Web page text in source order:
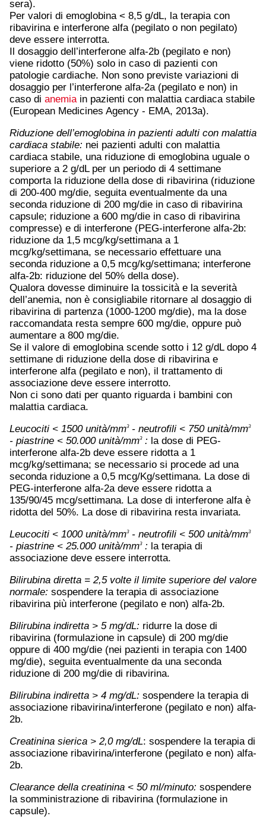
sera).
Per valori di emoglobina < 8,5 g/dL, la terapia con
ribavirina e interferone alfa (pegilato o non pegilato)
deve essere interrotta.
Il dosaggio dell’interferone alfa-2b (pegilato e non)
viene ridotto (50%) solo in caso di pazienti con
patologie cardiache. Non sono previste variazioni di
dosaggio per l’interferone alfa-2a (pegilato e non) in
caso di anemiain pazienti con malattia cardiaca stabile
(European Medicines Agency - EMA, 2013a).
Riduzione dell’emoglobina in pazienti adulti con malattia
cardiaca stabile: nei pazienti adulti con malattia
cardiaca stabile, una riduzione di emoglobina uguale o
superiore a 2 g/dL per un periodo di 4 settimane
comporta la riduzione della dose di ribavirina (riduzione
di 200-400 mg/die, seguita eventualmente da una
seconda riduzione di 200 mg/die in caso di ribavirina
capsule; riduzione a 600 mg/die in caso di ribavirina
compresse) e di interferone (PEG-interferone alfa-2b:
riduzione da 1,5 mcg/kg/settimana a 1
mcg/kg/settimana, se necessario effettuare una
seconda riduzione a 0,5 mcg/kg/settimana; interferone
alfa-2b: riduzione del 50% della dose).
Qualora dovesse diminuire la tossicità e la severità
dell’anemia, non è consigliabile ritornare al dosaggio di
ribavirina di partenza (1000-1200 mg/die), ma la dose
raccomandata resta sempre 600 mg/die, oppure può
aumentare a 800 mg/die.
Se il valore di emoglobina scende sotto i 12 g/dL dopo 4
settimane di riduzione della dose di ribavirina e
interferone alfa (pegilato e non), il trattamento di
associazione deve essere interrotto.
Non ci sono dati per quanto riguarda i bambini con
malattia cardiaca.
Leucociti < 1500 unità/mm3- neutrofili < 750 unità/mm3
- piastrine < 50.000 unità/mm3: la dose di PEG-
interferone alfa-2b deve essere ridotta a 1
mcg/kg/settimana; se necessario si procede ad una
seconda riduzione a 0,5 mcg/Kg/settimana. La dose di
PEG-interferone alfa-2a deve essere ridotta a
135/90/45 mcg/settimana. La dose di interferone alfa è
ridotta del 50%. La dose di ribavirina resta invariata.
Leucociti < 1000 unità/mm3- neutrofili < 500 unità/mm3
- piastrine < 25.000 unità/mm3: la terapia di
associazione deve essere interrotta.
Bilirubina diretta = 2,5 volte il limite superiore del valore
normale: sospendere la terapia di associazione
ribavirina più interferone (pegilato e non) alfa-2b.
Bilirubina indiretta > 5 mg/dL: ridurre la dose di
ribavirina (formulazione in capsule) di 200 mg/die
oppure di 400 mg/die (nei pazienti in terapia con 1400
mg/die), seguita eventualmente da una seconda
riduzione di 200 mg/die di ribavirina.
Bilirubina indiretta > 4 mg/dL: sospendere la terapia di
associazione ribavirina/interferone (pegilato e non) alfa-
2b.
Creatinina sierica > 2,0 mg/dL: sospendere la terapia di
associazione ribavirina/interferone (pegilato e non) alfa-
2b.
Clearance della creatinina < 50 ml/minuto: sospendere
la somministrazione di ribavirina (formulazione in
capsule).